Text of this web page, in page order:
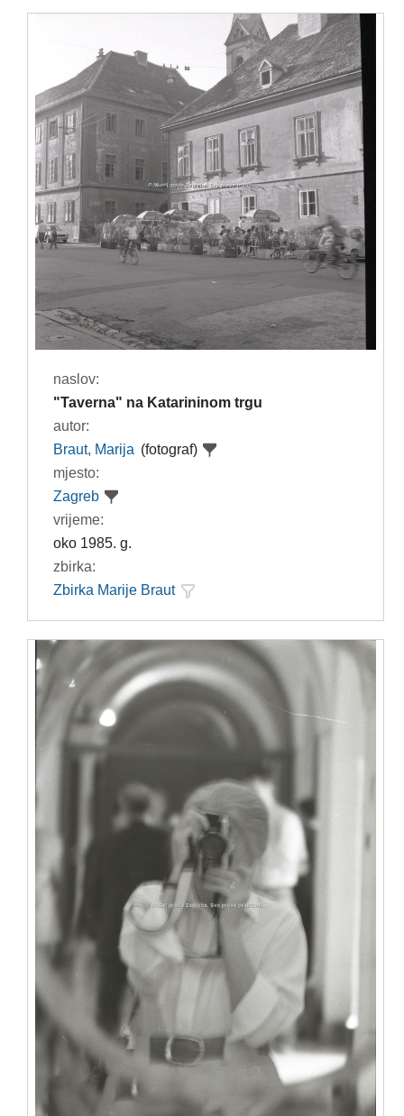
naslov:
"Taverna" na Katarininom trgu
autor:
Braut, Marija (fotograf)
mjesto:
Zagreb
vrijeme:
oko 1985. g.
zbirka:
Zbirka Marije Braut